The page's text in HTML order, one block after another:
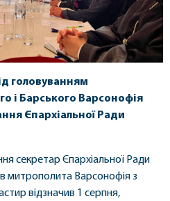
головуванням
і Барського Варсонофія
Єпархіальної Ради
секретар Єпархіальної Ради
митрополита Варсонофія з
відзначив 1 серпня,